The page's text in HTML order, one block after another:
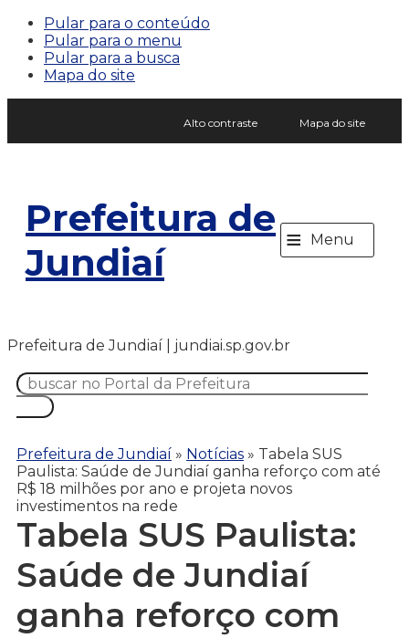
Pular para o conteúdo
Pular para o menu
Pular para a busca
Mapa do site
Alto contraste Mapa do site
Prefeitura de
Jundiaí
≡ Menu
Prefeitura de Jundiaí | jundiai.sp.gov.br
Prefeitura de Jundiaí » Notícias » Tabela SUS
Paulista: Saúde de Jundiaí ganha reforço com até
R$ 18 milhões por ano e projeta novos
investimentos na rede
Tabela SUS Paulista:
Saúde de Jundiaí
ganha reforço com